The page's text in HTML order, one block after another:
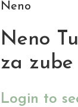
Neno
Neno
za
Login to